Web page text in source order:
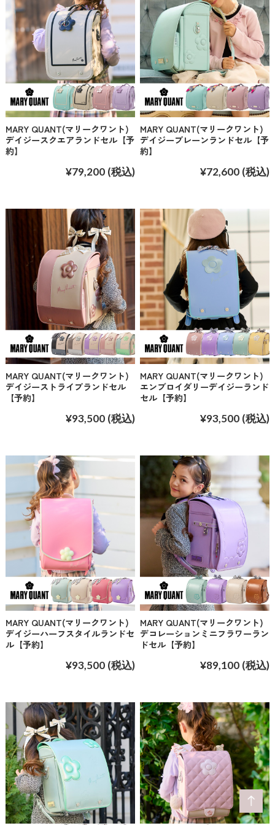
MARY QUANT(マリークワント)
デイジースクエアランドセル【予
約】
¥79,200 (税込)
MARY QUANT(マリークワント)
デイジープレーンランドセル【予
約】
¥72,600 (税込)
MARY QUANT(マリークワント)
デイジーストライプランドセル
【予約】
¥93,500 (税込)
MARY QUANT(マリークワント)
エンブロイダリーデイジーランド
セル【予約】
¥93,500 (税込)
MARY QUANT(マリークワント)
デイジーハーフスタイルランドセ
ル【予約】
¥93,500 (税込)
MARY QUANT(マリークワント)
デコレーションミニフラワーラン
ドセル【予約】
¥89,100 (税込)